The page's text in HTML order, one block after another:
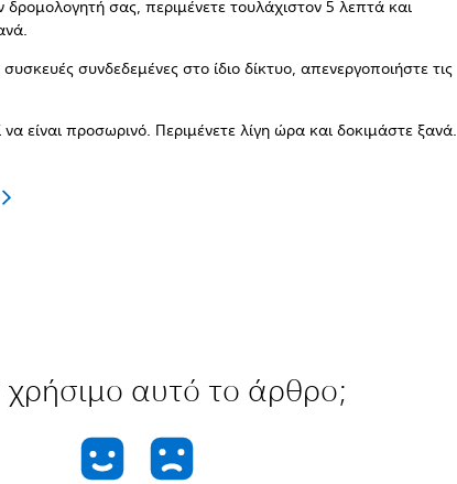
δρομολογητή σας, περιμένετε τουλάχιστον 5 λεπτά και
συνδεδεμένες στο ίδιο δίκτυο, απενεργοποιήστε τις
είναι προσωρινό. Περιμένετε λίγη ώρα και δοκιμάστε ξανά.
αυτό το άρθρο;